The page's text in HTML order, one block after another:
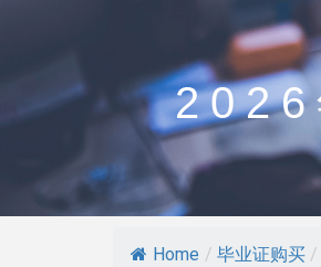
2026
Home / 毕业证购买 /